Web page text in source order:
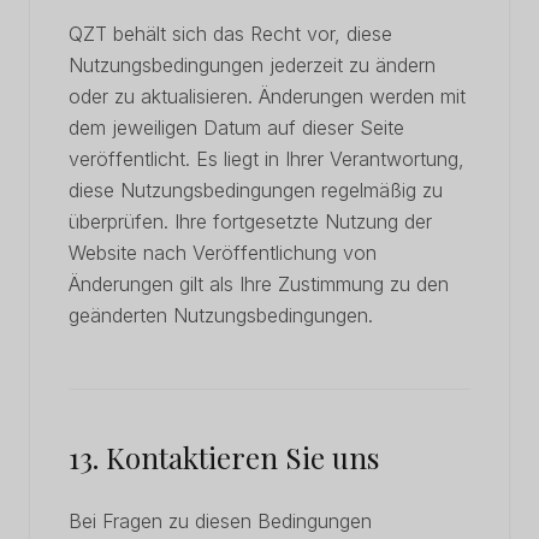
QZT behält sich das Recht vor, diese
Nutzungsbedingungen jederzeit zu ändern
oder zu aktualisieren. Änderungen werden mit
dem jeweiligen Datum auf dieser Seite
veröffentlicht. Es liegt in Ihrer Verantwortung,
diese Nutzungsbedingungen regelmäßig zu
überprüfen. Ihre fortgesetzte Nutzung der
Website nach Veröffentlichung von
Änderungen gilt als Ihre Zustimmung zu den
geänderten Nutzungsbedingungen.
13. Kontaktieren Sie uns
Bei Fragen zu diesen Bedingungen